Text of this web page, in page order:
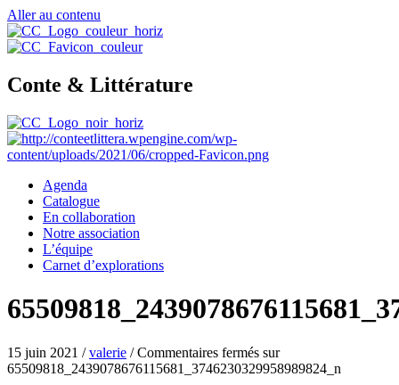
Aller au contenu
Conte & Littérature
Agenda
Catalogue
En collaboration
Notre association
L’équipe
Carnet d’explorations
15 juin 2021 /valerie /Commentaires fermés sur
65509818_2439078676115681_3746230329958989824_n